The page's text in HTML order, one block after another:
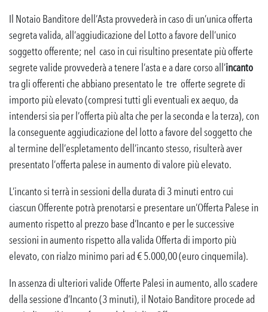
Il Notaio Banditore dell’Asta provvederà in caso di un’unica offerta
segreta valida, all’aggiudicazione del Lotto a favore dell’unico
soggetto offerente; nel caso in cui risultino presentate più offerte
segrete valide provvederà a tenere l’asta e a dare corso all’incanto
tra gli offerenti che abbiano presentato le tre offerte segrete di
importo più elevato (compresi tutti gli eventuali ex aequo, da
intendersi sia per l’offerta più alta che per la seconda e la terza), con
la conseguente aggiudicazione del lotto a favore del soggetto che
al termine dell’espletamento dell’incanto stesso, risulterà aver
presentato l’offerta palese in aumento di valore più elevato.
L’incanto si terrà in sessioni della durata di 3 minuti entro cui
ciascun Offerente potrà prenotarsi e presentare un’Offerta Palese in
aumento rispetto al prezzo base d’Incanto e per le successive
sessioni in aumento rispetto alla valida Offerta di importo più
elevato, con rialzo minimo pari ad € 5.000,00 (euro cinquemila).
In assenza di ulteriori valide Offerte Palesi in aumento, allo scadere
della sessione d’Incanto (3 minuti), il Notaio Banditore procede ad